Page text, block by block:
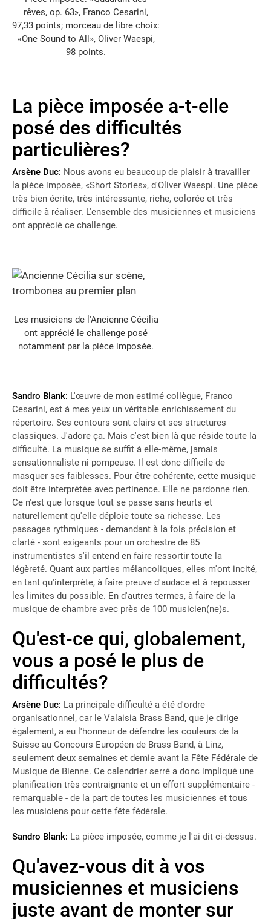
rêves, op. 63», Franco Cesarini,
97,33 points; morceau de libre choix:
«One Sound to All», Oliver Waespi,
98 points.
La pièce imposée a-t-elle
posé des difficultés
particulières?
Arsène Duc: Nous avons eu beaucoup de plaisir à travailler
la pièce imposée, «Short Stories», d'Oliver Waespi. Une pièce
très bien écrite, très intéressante, riche, colorée et très
difficile à réaliser. L'ensemble des musiciennes et musiciens
ont apprécié ce challenge.
Les musiciens de l'Ancienne Cécilia
ont apprécié le challenge posé
notamment par la pièce imposée.
Sandro Blank: L'œuvre de mon estimé collègue, Franco
Cesarini, est à mes yeux un véritable enrichissement du
répertoire. Ses contours sont clairs et ses structures
classiques. J'adore ça. Mais c'est bien là que réside toute la
difficulté. La musique se suffit à elle-même, jamais
sensationnaliste ni pompeuse. Il est donc difficile de
masquer ses faiblesses. Pour être cohérente, cette musique
doit être interprétée avec pertinence. Elle ne pardonne rien.
Ce n'est que lorsque tout se passe sans heurts et
naturellement qu'elle déploie toute sa richesse. Les
passages rythmiques - demandant à la fois précision et
clarté - sont exigeants pour un orchestre de 85
instrumentistes s'il entend en faire ressortir toute la
légèreté. Quant aux parties mélancoliques, elles m'ont incité,
en tant qu'interprète, à faire preuve d'audace et à repousser
les limites du possible. En d'autres termes, à faire de la
musique de chambre avec près de 100 musicien(ne)s.
Qu'est-ce qui, globalement,
vous a posé le plus de
difficultés?
Arsène Duc: La principale difficulté a été d'ordre
organisationnel, car le Valaisia Brass Band, que je dirige
également, a eu l'honneur de défendre les couleurs de la
Suisse au Concours Européen de Brass Band, à Linz,
seulement deux semaines et demie avant la Fête Fédérale de
Musique de Bienne. Ce calendrier serré a donc impliqué une
planification très contraignante et un effort supplémentaire -
remarquable - de la part de toutes les musiciennes et tous
les musiciens pour cette fête fédérale.
Sandro Blank: La pièce imposée, comme je l'ai dit ci-dessus.
Qu'avez-vous dit à vos
musiciennes et musiciens
juste avant de monter sur